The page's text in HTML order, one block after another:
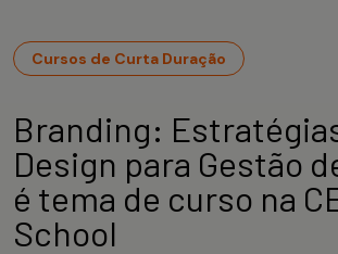
Cursos de Curta Duração
Branding:
Design para Gestão
é tema de curso na
School